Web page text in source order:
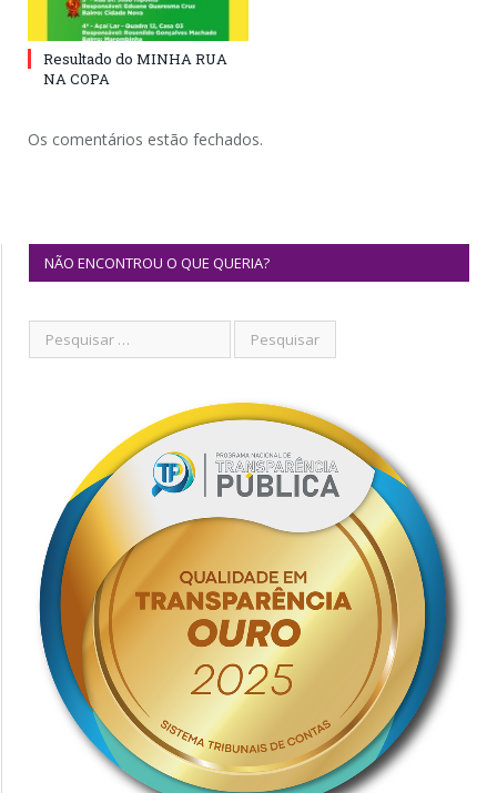
Resultado do MINHA RUA
NA COPA
Os comentários estão fechados.
NÃO ENCONTROU O QUE QUERIA?